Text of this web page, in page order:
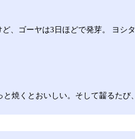
、ゴーヤは3日ほどで発芽。 ヨシ
焼くとおいしい。そして齧るたび